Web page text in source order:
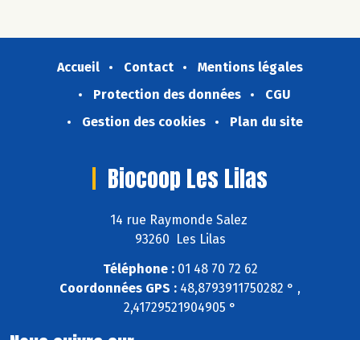
Accueil Contact
Mentions légales
Protection des données
CGU
Gestion des cookies
Plan du site
Biocoop Les Lilas
14 rue Raymonde Salez
93260 Les Lilas
Téléphone :01 48 70 72 62
Coordonnées GPS : 48,8793911750282 ° ,
2,41729521904905 °